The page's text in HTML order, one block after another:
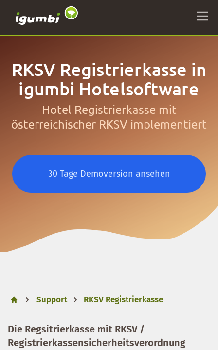
RKSV Registrierkasse in
igumbi Hotelsoftware
Hotel Registrierkasse mit
österreichischer RKSV implementiert
30 Tage Demoversion ansehen
Support RKSV Registrierkasse
Die Regsitrierkasse mit RKSV /
Registrierkassensicherheitsverordnung